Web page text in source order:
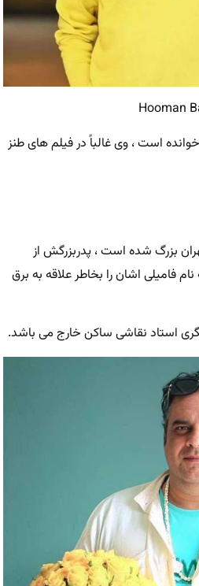
است ، وی غالباً در فیلم های طنز
بزرگ شده است ، پدربزرگش از
فامیلی اشان را بخاطر علاقه به برق
استاد نقاشی ساکن خارج می باشد.